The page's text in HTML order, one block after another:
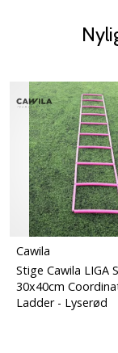
Cawila
Stige Cawila LIGA
30x40cm
Ladder - Lyserød